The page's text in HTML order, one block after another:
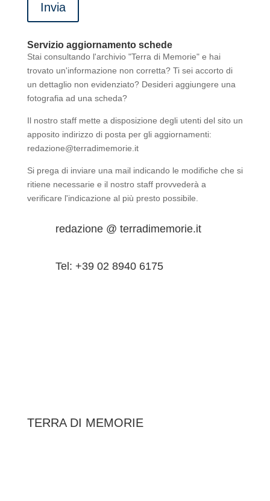
Invia
Servizio aggiornamento schede
Stai consultando l'archivio "Terra di Memorie" e hai
trovato un'informazione non corretta? Ti sei accorto di
un dettaglio non evidenziato? Desideri aggiungere una
fotografia ad una scheda?
Il nostro staff mette a disposizione degli utenti del sito un
apposito indirizzo di posta per gli aggiornamenti:
redazione@terradimemorie.it
Si prega di inviare una mail indicando le modifiche che si
ritiene necessarie e il nostro staff provvederà a
verificare l'indicazione al più presto possibile.
redazione @ terradimemorie.it
Tel: +39 02 8940 6175
TERRA DI MEMORIE